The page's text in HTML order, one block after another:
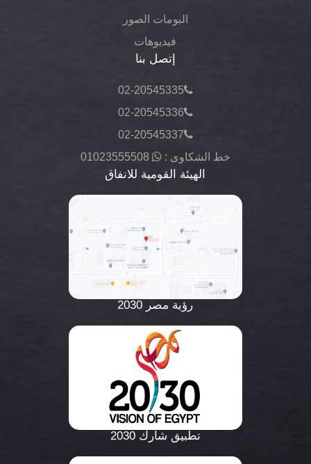
البومات الصور
فيديوهات
إتصل بنا
02-20545335
02-20545336
02-20545337
خط الشكاوى :
01023555508
الهيئة القومية للانفاق
رؤية مصر 2030
تطبيق شارك 2030